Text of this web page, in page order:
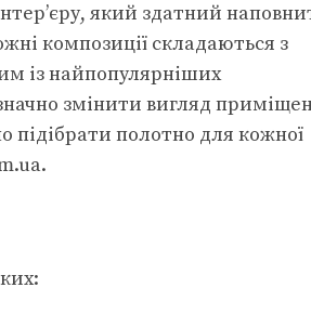
який здатний
композиції складаються з
із найпопулярніших
змінити вигляд
полотно для кожної